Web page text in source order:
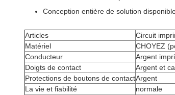
Conception entière de solution
Articles Circuit
Matériel
CHOYEZ
Conducteur
Argent
Doigts de contact
Argent et
Protections de boutons de contactArgent
La vie et fiabilité
normale